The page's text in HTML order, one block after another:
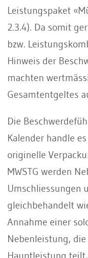
Leistungspaket
2.3.4). Da somit
bzw.
Hinweis der
machten
Gesamtentgeltes
Die
Kalender handle
originelle
MWSTG werden
Umschliessungen
gleichbehandelt
Annahme einer
Nebenleistung,
Hauptleistung